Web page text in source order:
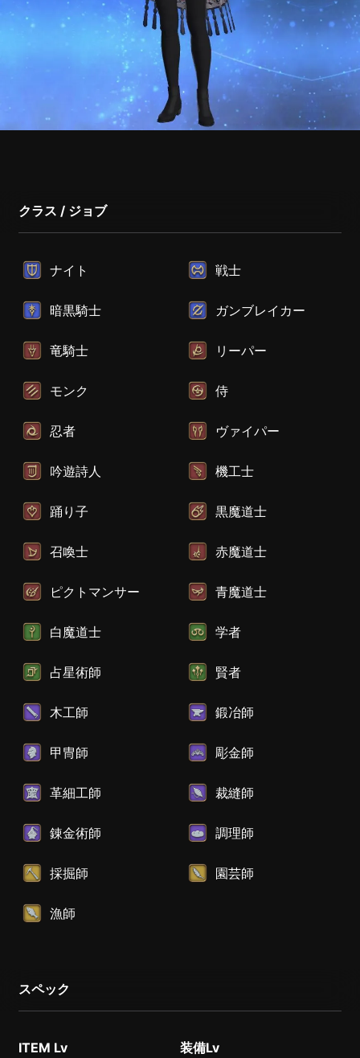
クラス / ジョブ
ナイト 戦士
暗黒騎士 ガンブレイカー
竜騎士 リーパー
モンク 侍
忍者 ヴァイパー
吟遊詩人 機工士
踊り子 黒魔道士
召喚士 赤魔道士
ピクトマンサー 青魔道士
白魔道士 学者
占星術師 賢者
木工師 鍛冶師
甲冑師 彫金師
革細工師 裁縫師
錬金術師 調理師
採掘師 園芸師
漁師
スペック
ITEM Lv 装備Lv